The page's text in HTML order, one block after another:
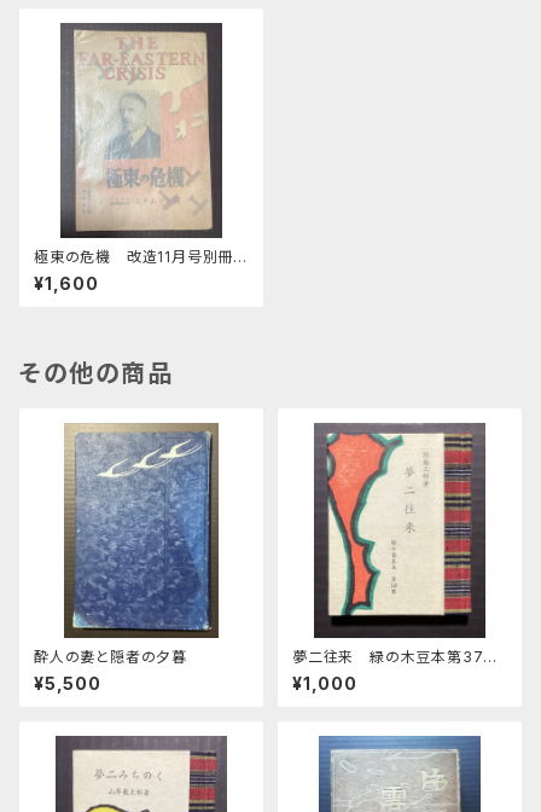
極東の危機 改造11月号別冊附
録
¥1,600
その他の商品
酔人の妻と隠者の夕暮
¥5,500
夢二往来 緑の木豆本第37期
第148集
¥1,000